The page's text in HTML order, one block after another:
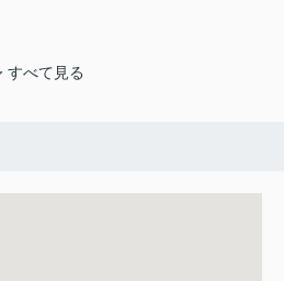
すべて見る